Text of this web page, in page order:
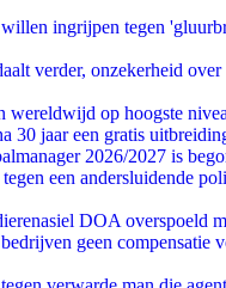
ingrijpen tegen
verder, onzekerheid
wereldwijd op hoogste
30 jaar een gratis
2026/2027 is
een andersluidende
DOA overspoeld
geen compensatie